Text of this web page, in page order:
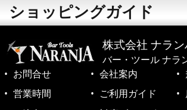
ショッピングガイド
株式会社 ナラン
バー・ツール ナラ
お問合せ
会社案内
営業時間
ご利用ガイド